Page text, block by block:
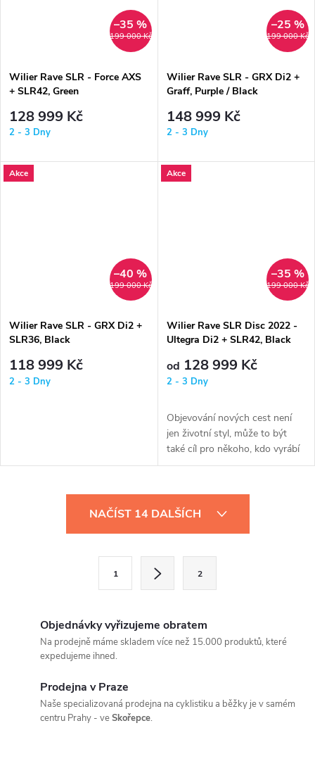
199 000 Kč
–35 %
Wilier Rave SLR - Force AXS
+ SLR42, Green
128 999 Kč
2 - 3 Dny
199 000 Kč
–25 %
Wilier Rave SLR - GRX Di2 +
Graff, Purple / Black
148 999 Kč
2 - 3 Dny
Akce
199 000 Kč
–40 %
Wilier Rave SLR - GRX Di2 +
SLR36, Black
118 999 Kč
2 - 3 Dny
Akce
199 000 Kč
–35 %
Wilier Rave SLR Disc 2022 -
Ultegra Di2 + SLR42, Black
od 128 999 Kč
2 - 3 Dny
Objevování nových cest není
jen životní styl, může to být
také cíl pro někoho, kdo vyrábí
kola již více než 116 let....
NAČÍST 14 DALŠÍCH
1 2
Objednávky vyřizujeme obratem
Na prodejně máme skladem více než 15.000 produktů, které
expedujeme ihned.
Prodejna v Praze
Naše specializovaná prodejna na cyklistiku a běžky je v samém
centru Prahy - veSkořepce.